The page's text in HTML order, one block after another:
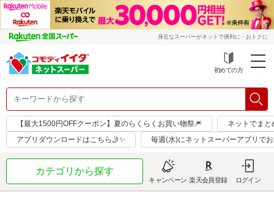
身近なスーパーがネットで便利に・おトクに
初めての方
【最大1500円OFFクーポン】夏のらくらくお買い物祭🎆
ネットでまと
アプリダウンロードはこちら🤳✨
毎週(水)にネットスーパーアプリで
カテゴリから探す
キャンペーン 楽天会員登録 ログイン